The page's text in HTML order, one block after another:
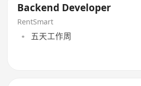
Backend Developer
RentSmart
五天工作周